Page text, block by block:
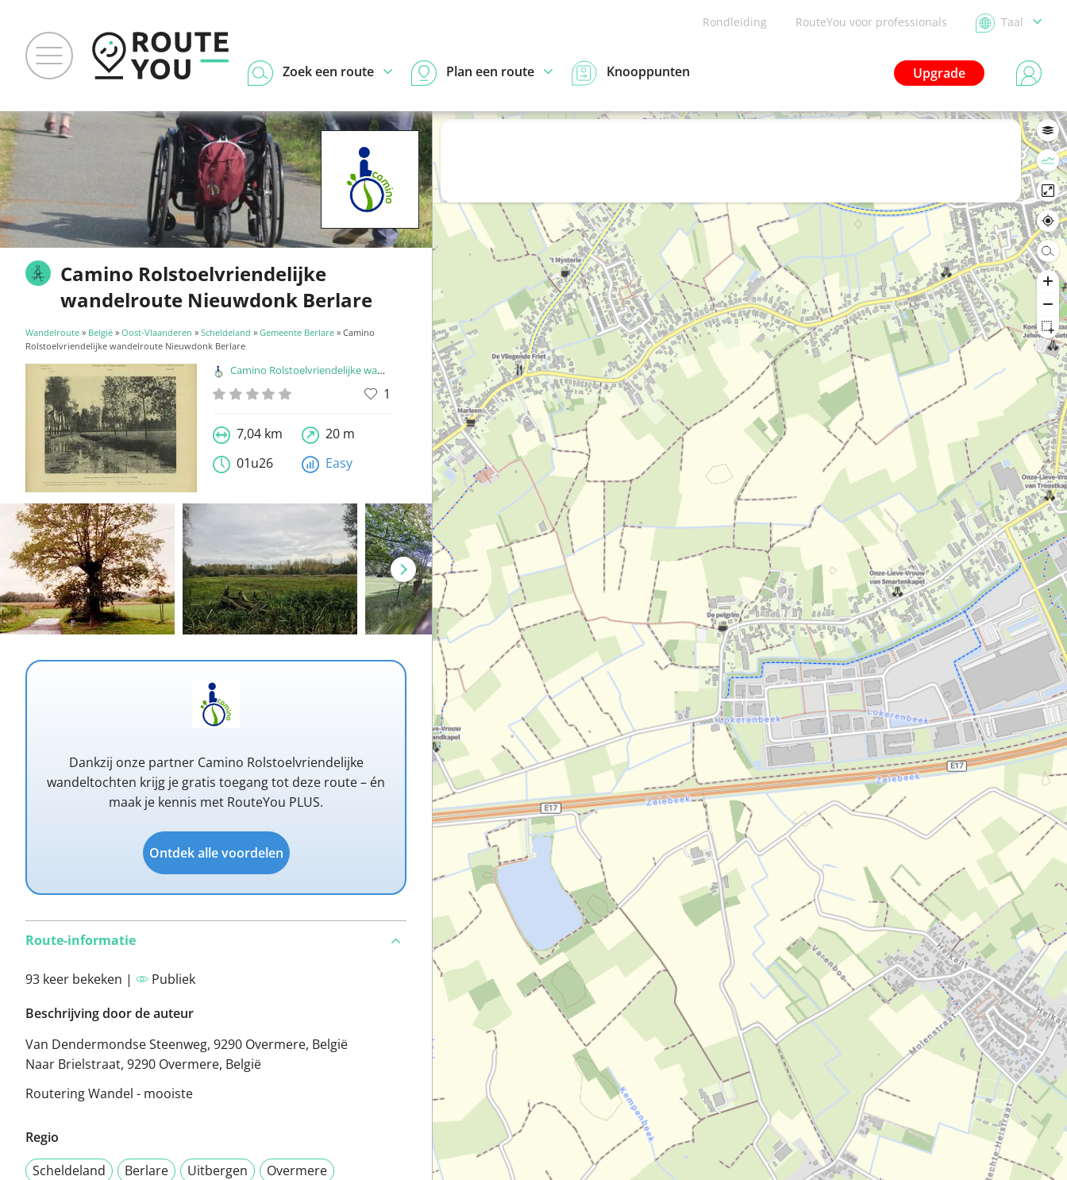
Rondleiding RouteYou voor professionals Taal
Upgrade
Zoek een route Plan een route Knooppunten
Camino Rolstoelvriendelijke
wandelroute Nieuwdonk Berlare
Wandelroute » België » Oost-Vlaanderen » Scheldeland » Gemeente Berlare » Camino
Rolstoelvriendelijke wandelroute Nieuwdonk Berlare
Camino Rolstoelvriendelijke wandeltochten
1
7,04 km
20 m
01u26
Easy
Dankzij onze partner Camino Rolstoelvriendelijke
wandeltochten krijg je gratis toegang tot deze route – én
maak je kennis met RouteYou PLUS.
Ontdek alle voordelen
Route-informatie
93 keer bekeken |
Publiek
Beschrijving door de auteur
Van Dendermondse Steenweg, 9290 Overmere, België
Naar Brielstraat, 9290 Overmere, België
Routering Wandel - mooiste
Regio
Scheldeland
Berlare Uitbergen
Overmere